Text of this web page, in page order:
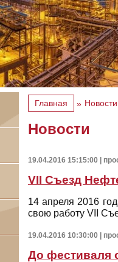
Главная » Новости
Новости
19.04.2016 15:15:00 |
VII Съезд
14 апреля 2016
свою работу VII
19.04.2016 10:30:00 |
До фестиваля